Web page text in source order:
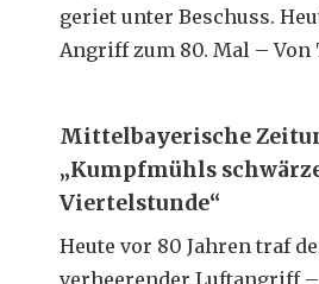
geriet unter Beschuss.
Angriff zum 80. Mal – Von
Mittelbayerische
„Kumpfmühls
Viertelstunde“
Heute vor 80 Jahren traf
verheerender Luftangriff –